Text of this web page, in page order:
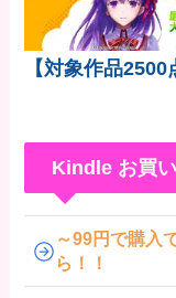
【対象作品
Kindle お買
～99円で購入
ら！！